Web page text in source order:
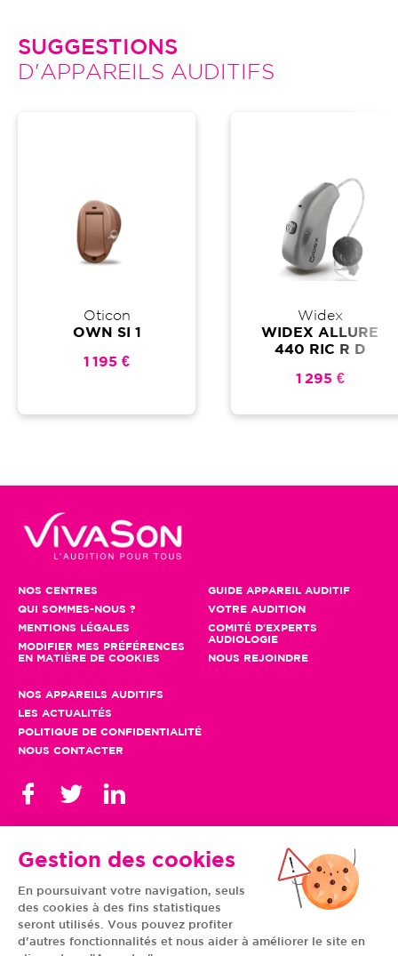
Gestion des cookies
En poursuivant votre navigation, seuls
des cookies à des fins statistiques
seront utilisés. Vous pouvez profiter
d'autres fonctionnalités et nous aider à améliorer le site en
SUGGESTIONS
D'APPAREILS AUDITIFS
Oticon
OWN SI 1
1 195 €
Widex
WIDEX ALLURE
440 RIC R D
1 295 €
NOS CENTRES
QUI SOMMES-NOUS ?
MENTIONS LÉGALES
MODIFIER MES PRÉFÉRENCES
EN MATIÈRE DE COOKIES
GUIDE APPAREIL AUDITIF
VOTRE AUDITION
COMITÉ D'EXPERTS
AUDIOLOGIE
NOUS REJOINDRE
NOS APPAREILS AUDITIFS
LES ACTUALITÉS
POLITIQUE DE CONFIDENTIALITÉ
NOUS CONTACTER
TOUS NOS CENTRES
AUVERGNE-RHÔNE-
ALPES
FRANCHE-COMTÉ
CENTRE-VAL DE LOIRE
GRAND EST
ÎLE-DE-FRANCE